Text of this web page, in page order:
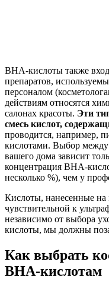
ВНА-кислоты также
препаратов,
персоналом
действиям относятся
салонах красоты. Эти
смесь кислот,
проводится, например,
кислотами. Выбор
вашего дома зависит
концентрация BHA-
несколько %), чем у
Кислоты, нанесенные на
чувствительной к
независимо от выбора
кислоты, мы должны
Как выбрать
BHA-кислотам